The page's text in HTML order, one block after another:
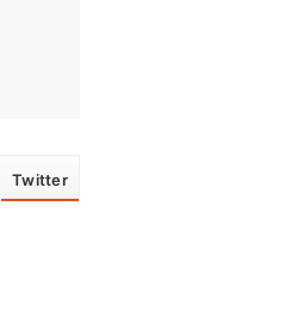
Twitter